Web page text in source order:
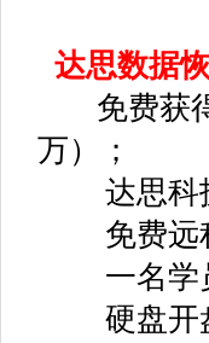
达思数据
免费获
万）；
达思科技
免费远程
一名学员
硬盘开盘